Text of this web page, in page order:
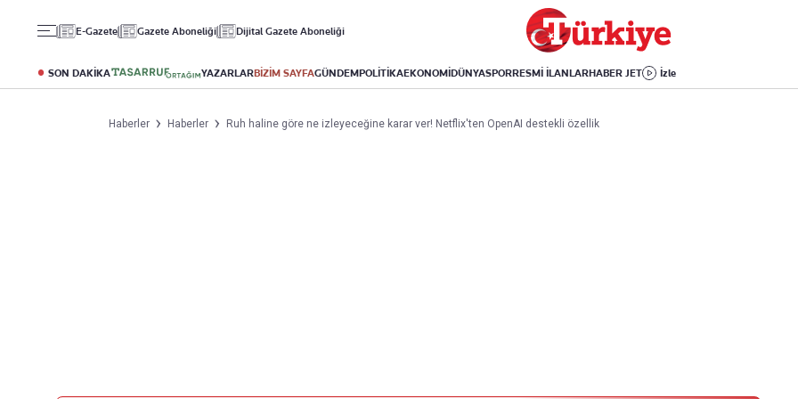
E-Gazete Gazete Aboneliği Dijital Gazete Aboneliği
SON DAKİKA YAZARLARBİZİM SAYFAGÜNDEMPOLİTİKAEKONOMİDÜNYASPORRESMİ İLANLARHABER JET İzle
Altın
Döviz
Kripto Para
Puan Durumu
Fikstür
Avrupa Ligi
Avrupa
Amerika
İsrail-Gazze
Yaşam
Sağlık
Yemek
Aktüel
Kitap
Haberler Haberler Ruh haline göre ne izleyeceğine karar ver! Netflix'ten OpenAI destekli özellik